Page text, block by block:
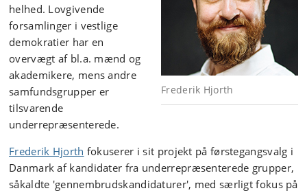
Frederik Hjorth
helhed. Lovgivende
forsamlinger i vestlige
demokratier har en
overvægt af bl.a. mænd og
akademikere, mens andre
samfundsgrupper er
tilsvarende
underrepræsenterede.
Frederik Hjorth fokuserer i sit projekt på førstegangsvalg i
Danmark af kandidater fra underrepræsenterede grupper,
såkaldte 'gennembrudskandidaturer', med særligt fokus på